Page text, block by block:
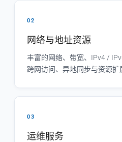
02
网络与地址资源
丰富的网络、带宽、IPv4 /
跨网访问、异地同步与资源扩
03
运维服务